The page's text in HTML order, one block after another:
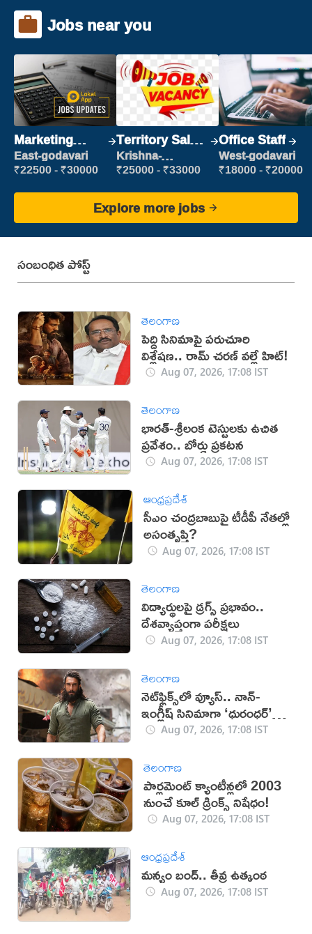
Jobs near you
Marketing
Executive
East-godavari
₹22500 - ₹30000
Territory Sales
Manager
Krishna-
vijayawada
₹25000 - ₹33000
Office Staff
West-godavari
₹18000 - ₹20000
Explore more jobs
సంబంధిత పోస్ట్
తెలంగాణ
పెద్ది సినిమాపై పరుచూరి
విశ్లేషణ.. రామ్ చరణ్ వల్లే హిట్!
Aug 07, 2026, 17:08 IST
తెలంగాణ
భారత్-శ్రీలంక టెస్టులకు ఉచిత
ప్రవేశం.. బోర్డు ప్రకటన
Aug 07, 2026, 17:08 IST
ఆంధ్రప్రదేశ్
సీఎం చంద్రబాబుపై టీడీపీ నేతల్లో
అసంతృప్తి?
Aug 07, 2026, 17:08 IST
తెలంగాణ
విద్యార్థులపై డ్రగ్స్ ప్రభావం..
దేశవ్యాప్తంగా పరీక్షలు
Aug 07, 2026, 17:08 IST
తెలంగాణ
నెట్‌ఫ్లిక్స్‌లో వ్యూస్.. నాన్-
ఇంగ్లీష్ సినిమాగా ‘ధురంధర్’
రికార్డుAug 07, 2026, 17:08 IST
తెలంగాణ
పార్లమెంట్ క్యాంటీన్లలో 2003
నుంచే కూల్ డ్రింక్స్ నిషేధం!
Aug 07, 2026, 17:08 IST
ఆంధ్రప్రదేశ్
మన్యం బంద్.. తీవ్ర ఉత్కంఠ
Aug 07, 2026, 17:08 IST